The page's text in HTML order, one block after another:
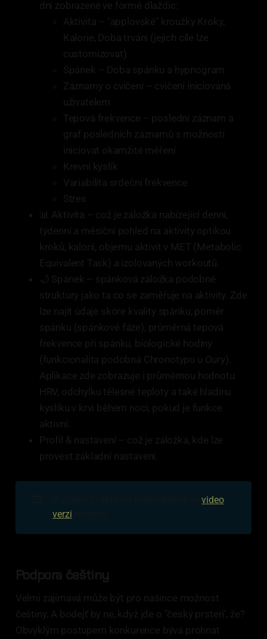
dni zobrazené ve formě dlaždic:
Aktivita – "applovské" kroužky Kroky,
Kalorie, Doba trvání (jejich cíle lze
customizovat)
Spánek – Doba spánku a hypnogram
Záznamy o cvičení – cvičení iniciovaná
uživatelem
Tepová frekvence – poslední záznam a
graf posledních záznamů s možností
iniciovat okamžité měření
Krevní kyslík
Variabilita srdeční frekvence
Stres
📊 Aktivita – což je záložka nabízející denní,
týdenní a měsíční pohled na aktivity optikou
kroků, kalorií, objemu aktivit v MET (Metabolic
Equivalent Task) a izolovaných workoutů.
🌙 Spánek – spánková záložka podobné
struktury jako ta co se zaměřuje na aktivity. Zde
lze najít údaje skóre kvality spánku, poměr
spánku (spánkové fáze), průměrná tepová
frekvence při spánku, biologické hodiny
(funkcionalita podobná Chronotypu u Oury).
Aplikace zde zobrazuje i průměrnou hodnotu
HRV, odchylku tělesné teploty a také hladinu
kyslíku v krvi během noci, pokud je funkce
aktivní.
Profil & nastavení – což je záložka, kde lze
provést základní nastavení.
Vizuálně si aplikaci prohlédneme vevideo
verzi
Podpora češtiny
Velmi zajímavá může být pro našince možnost
češtiny. A bodejť by ne, když jde o "český prsten", že?
Obvyklým postupem konkurence bývá prohnat